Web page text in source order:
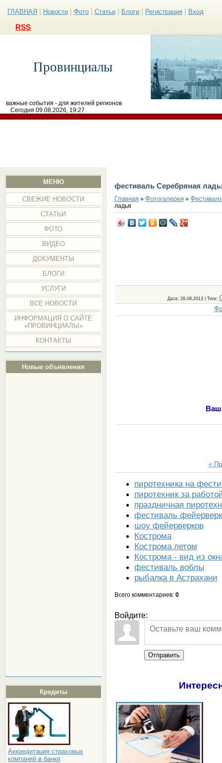
ГЛАВНАЯ Новости Фото Статьи Блоги Регистрация Вход
RSS
Провинциалы
важные события - для жителей регионов
Сегодня 09.08.2026, 19:27
МЕНЮ
СВЕЖИЕ НОВОСТИ
СТАТЬИ
ФОТО
ВИДЕО
ДОКУМЕНТЫ
БЛОГИ
УСЛУГИ
ВСЕ НОВОСТИ
ИНФОРМАЦИЯ О САЙТЕ
«ПРОВИНЦИАЛЫ»
КОНТАКТЫ
Новые объявления
Кредиты
Аккредитация страховых
компаний в банке
фестиваль Серебряная
Главная» Фотогалерея»
ладья
Дата: 28.08.2013 | Теги:
«
пиротехника на
пиротехник за
праздничная
фестиваль
шоу фейерверков
Кострома
Кострома летом
Кострома - вид из
фестиваль воблы
рыбалка в Астрахани
Всего комментариев: 0
Войдите:
Отправить